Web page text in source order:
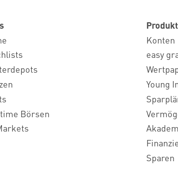
Börsen
Konten
easy
Young
Sparen